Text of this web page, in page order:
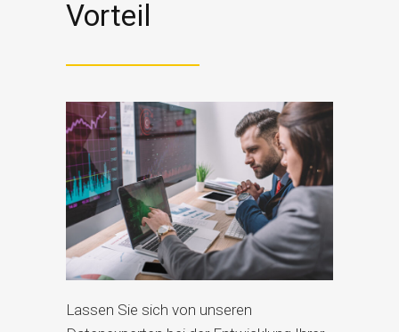
Vorteil
Lassen Sie sich von unseren